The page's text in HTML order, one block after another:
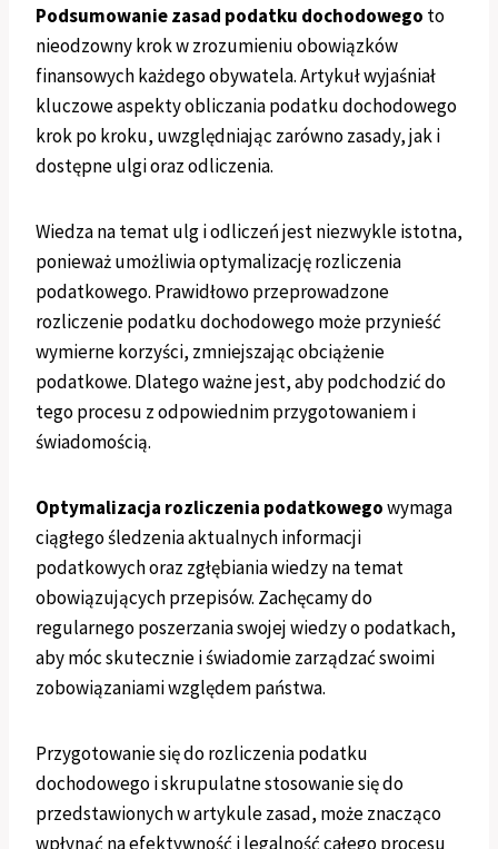
Podsumowanie zasad podatku dochodowego to
nieodzowny krok w zrozumieniu obowiązków
finansowych każdego obywatela. Artykuł wyjaśniał
kluczowe aspekty obliczania podatku dochodowego
krok po kroku, uwzględniając zarówno zasady, jak i
dostępne ulgi oraz odliczenia.
Wiedza na temat ulg i odliczeń jest niezwykle istotna,
ponieważ umożliwia optymalizację rozliczenia
podatkowego. Prawidłowo przeprowadzone
rozliczenie podatku dochodowego może przynieść
wymierne korzyści, zmniejszając obciążenie
podatkowe. Dlatego ważne jest, aby podchodzić do
tego procesu z odpowiednim przygotowaniem i
świadomością.
Optymalizacja rozliczenia podatkowegowymaga
ciągłego śledzenia aktualnych informacji
podatkowych oraz zgłębiania wiedzy na temat
obowiązujących przepisów. Zachęcamy do
regularnego poszerzania swojej wiedzy o podatkach,
aby móc skutecznie i świadomie zarządzać swoimi
zobowiązaniami względem państwa.
Przygotowanie się do rozliczenia podatku
dochodowego i skrupulatne stosowanie się do
przedstawionych w artykule zasad, może znacząco
wpłynąć na efektywność i legalność całego procesu